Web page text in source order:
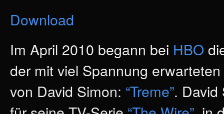
Download
Im April 2010 begann bei HBO
der mit viel Spannung
von David Simon: “Treme”. David